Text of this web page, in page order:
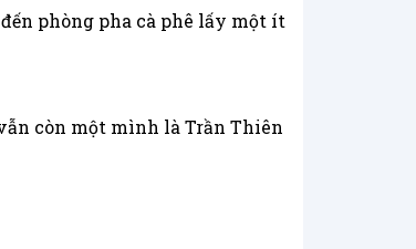
phòng pha cà phê lấy một ít
còn một mình là Trần Thiên